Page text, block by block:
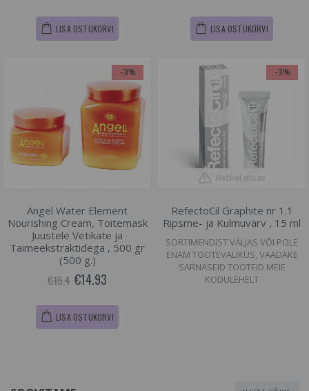
LISA OSTUKORVI LISA OSTUKORVI
-3%
Angel Water Element
Nourishing Cream, Toitemask
Juustele Vetikate ja
Taimeekstraktidega , 500 gr
(500 g.)
€15.4 €14.93
LISA OSTUKORVI
-3%
Hetkel otsas
RefectoCil Graphite nr 1.1
Ripsme- ja Kulmuvärv , 15 ml
SORTIMENDIST VÄLJAS VÕI POLE
ENAM TOOTEVALIKUS, VAADAKE
SARNASEID TOOTEID MEIE
KODULEHELT